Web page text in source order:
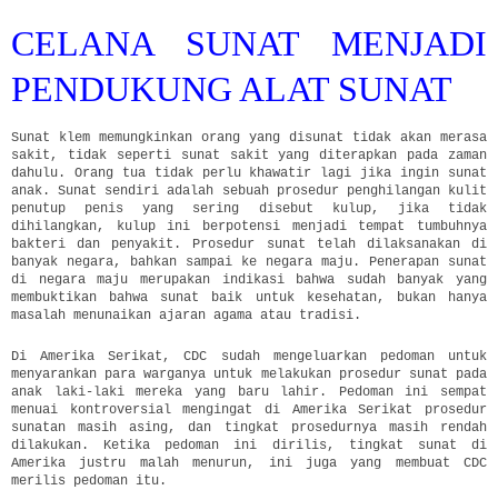
CELANA SUNAT MENJADI
PENDUKUNG ALAT SUNAT
Sunat klem memungkinkan orang yang disunat tidak akan merasa
sakit, tidak seperti sunat sakit yang diterapkan pada zaman
dahulu. Orang tua tidak perlu khawatir lagi jika ingin sunat
anak. Sunat sendiri adalah sebuah prosedur penghilangan kulit
penutup penis yang sering disebut kulup, jika tidak
dihilangkan, kulup ini berpotensi menjadi tempat tumbuhnya
bakteri dan penyakit. Prosedur sunat telah dilaksanakan di
banyak negara, bahkan sampai ke negara maju. Penerapan sunat
di negara maju merupakan indikasi bahwa sudah banyak yang
membuktikan bahwa sunat baik untuk kesehatan, bukan hanya
masalah menunaikan ajaran agama atau tradisi.
Di Amerika Serikat, CDC sudah mengeluarkan pedoman untuk
menyarankan para warganya untuk melakukan prosedur sunat pada
anak laki-laki mereka yang baru lahir. Pedoman ini sempat
menuai kontroversial mengingat di Amerika Serikat prosedur
sunatan masih asing, dan tingkat prosedurnya masih rendah
dilakukan. Ketika pedoman ini dirilis, tingkat sunat di
Amerika justru malah menurun, ini juga yang membuat CDC
merilis pedoman itu.